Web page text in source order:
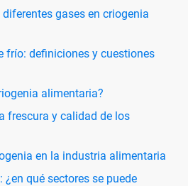
gases en criogenia
frío: definiciones y cuestiones
alimentaria?
frescura y calidad de los
en la industria alimentaria
qué sectores se puede